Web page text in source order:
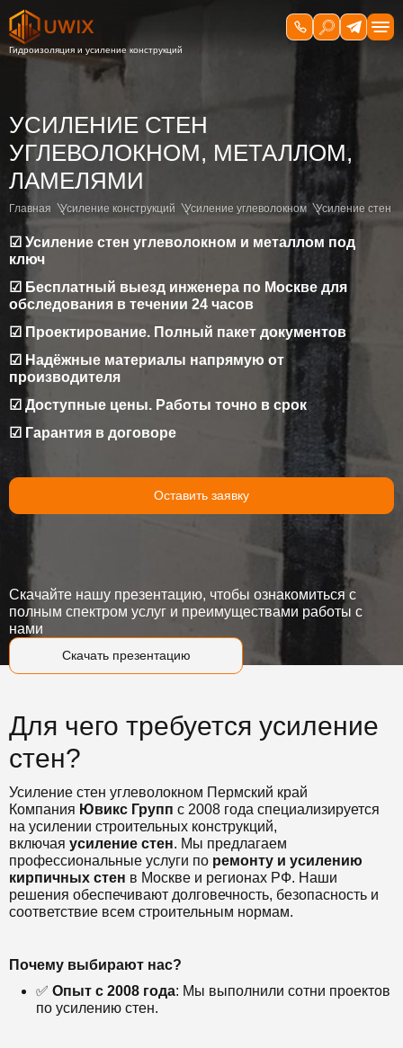
УСИЛЕНИЕ СТЕН
УГЛЕВОЛОКНОМ, МЕТАЛЛОМ,
ЛАМЕЛЯМИ
Главная Усиление конструкций Усиление углеволокном Усиление стен
☑ Усиление стен углеволокном и металлом под
ключ
☑ Бесплатный выезд инженера по Москве для
обследования в течении 24 часов
☑ Проектирование. Полный пакет документов
☑ Надёжные материалы напрямую от
производителя
☑ Доступные цены. Работы точно в срок
☑ Гарантия в договоре
Оставить заявку
Скачать презентацию
Скачайте нашу презентацию, чтобы ознакомиться с
полным спектром услуг и преимуществами работы с
нами
Для чего требуется усиление
стен?
Усиление стен углеволокном Пермский край
Компания Ювикс Групп с 2008 года специализируется
на усилении строительных конструкций,
включая усиление стен. Мы предлагаем
профессиональные услуги по ремонту и усилению
кирпичных стен в Москве и регионах РФ. Наши
решения обеспечивают долговечность, безопасность и
соответствие всем строительным нормам.
Почему выбирают нас?
✅ Опыт с 2008 года: Мы выполнили сотни проектов
по усилению стен.